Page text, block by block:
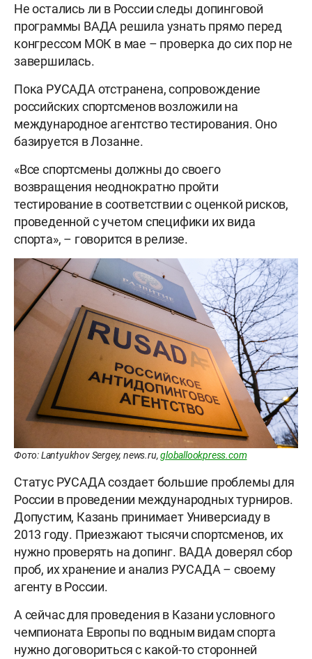
Не остались ли в России следы допинговой
программы ВАДА решила узнать прямо перед
конгрессом МОК в мае – проверка до сих пор не
завершилась.
Пока РУСАДА отстранена, сопровождение
российских спортсменов возложили на
международное агентство тестирования. Оно
базируется в Лозанне.
«Все спортсмены должны до своего
возвращения неоднократно пройти
тестирование в соответствии с оценкой рисков,
проведенной с учетом специфики их вида
спорта», – говорится в релизе.
Фото: Lantyukhov Sergey, news.ru,globallookpress.com
Статус РУСАДА создает большие проблемы для
России в проведении международных турниров.
Допустим, Казань принимает Универсиаду в
2013 году. Приезжают тысячи спортсменов, их
нужно проверять на допинг. ВАДА доверял сбор
проб, их хранение и анализ РУСАДА – своему
агенту в России.
А сейчас для проведения в Казани условного
чемпионата Европы по водным видам спорта
нужно договориться с какой-то сторонней